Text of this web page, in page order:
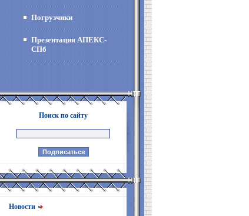
Погрузчики
Презентация АПЕКС-
СПб
Поиск по сайту
Новости